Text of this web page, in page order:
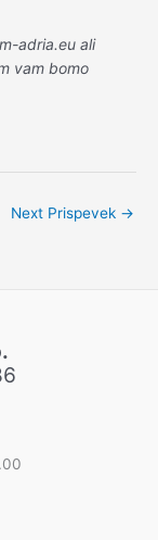
adria.eu ali
vam bomo
Next Prispevek →